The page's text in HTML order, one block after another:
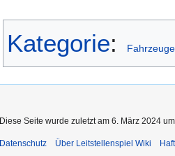
Kategorie: Fahrzeuge
Diese Seite wurde zuletzt am 6. März 2024
Datenschutz Über Leitstellenspiel Wiki